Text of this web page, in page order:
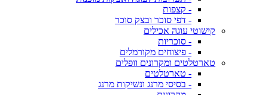
- קצפות
- דפי סוכר ובצק סוכר
קישוטי עוגה אכילים
- סוכריות
- פיצוחים מקורמלים
טארטלטים ומקרונים וופלים
- טארטלטים
- בסיסי מרנג ונשיקות מרנג